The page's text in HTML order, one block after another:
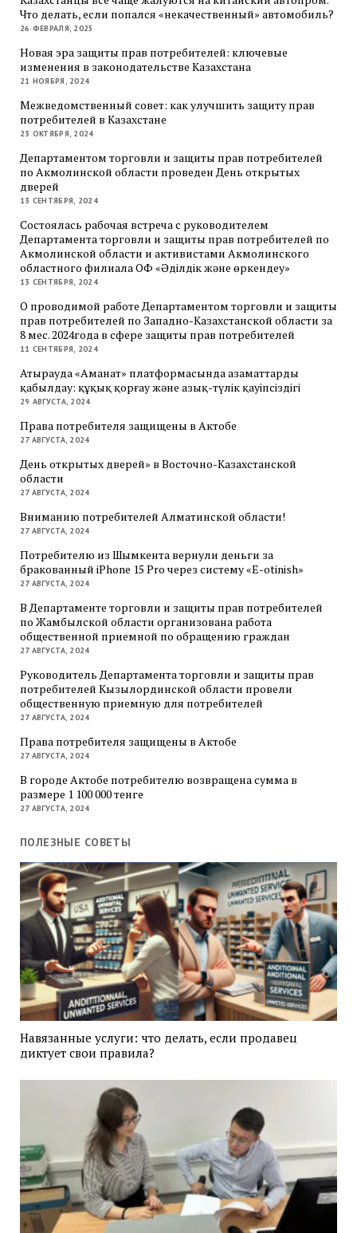
Что делать, если попался «некачественный» автомобиль?
26 ФЕВРАЛЯ, 2025
Новая эра защиты прав потребителей: ключевые
изменения в законодательстве Казахстана
21 НОЯБРЯ, 2024
Межведомственный совет: как улучшить защиту прав
потребителей в Казахстане
23 ОКТЯБРЯ, 2024
Департаментом торговли и защиты прав потребителей
по Акмолинской области проведен День открытых
дверей
13 СЕНТЯБРЯ, 2024
Состоялась рабочая встреча с руководителем
Департамента торговли и защиты прав потребителей по
Акмолинской области и активистами Акмолинского
областного филиала ОФ «Әділдік және өркендеу»
13 СЕНТЯБРЯ, 2024
О проводимой работе Департаментом торговли и защиты
прав потребителей по Западно-Казахстанской области за
8 мес. 2024года в сфере защиты прав потребителей
11 СЕНТЯБРЯ, 2024
Атырауда «Аманат» платформасында азаматтарды
қабылдау: құқық қорғау және азық-түлік қауіпсіздігі
29 АВГУСТА, 2024
Права потребителя защищены в Актобе
27 АВГУСТА, 2024
День открытых дверей» в Восточно-Казахстанской
области
27 АВГУСТА, 2024
Вниманию потребителей Алматинской области!
27 АВГУСТА, 2024
Потребителю из Шымкента вернули деньги за
бракованный iPhone 15 Pro через систему «E-otinish»
27 АВГУСТА, 2024
В Департаменте торговли и защиты прав потребителей
по Жамбылской области организована работа
общественной приемной по обращению граждан
27 АВГУСТА, 2024
Руководитель Департамента торговли и защиты прав
потребителей Кызылординской области провели
общественную приемную для потребителей
27 АВГУСТА, 2024
Права потребителя защищены в Актобе
27 АВГУСТА, 2024
В городе Актобе потребителю возвращена сумма в
размере 1 100 000 тенге
27 АВГУСТА, 2024
ПОЛЕЗНЫЕ СОВЕТЫ
Навязанные услуги: что делать, если продавец
диктует свои правила?